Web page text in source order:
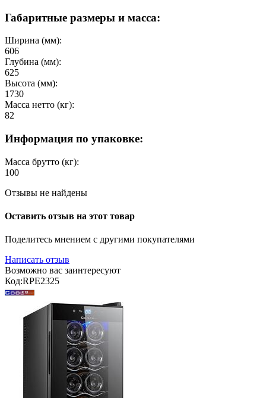
Габаритные размеры и масса:
Ширина (мм):
606
Глубина (мм):
625
Высота (мм):
1730
Масса нетто (кг):
82
Информация по упаковке:
Масса брутто (кг):
100
Отзывы не найдены
Оставить отзыв на этот товар
Поделитесь мнением с другими покупателями
Написать отзыв
Возможно вас заинтересуют
Код:RPE2325